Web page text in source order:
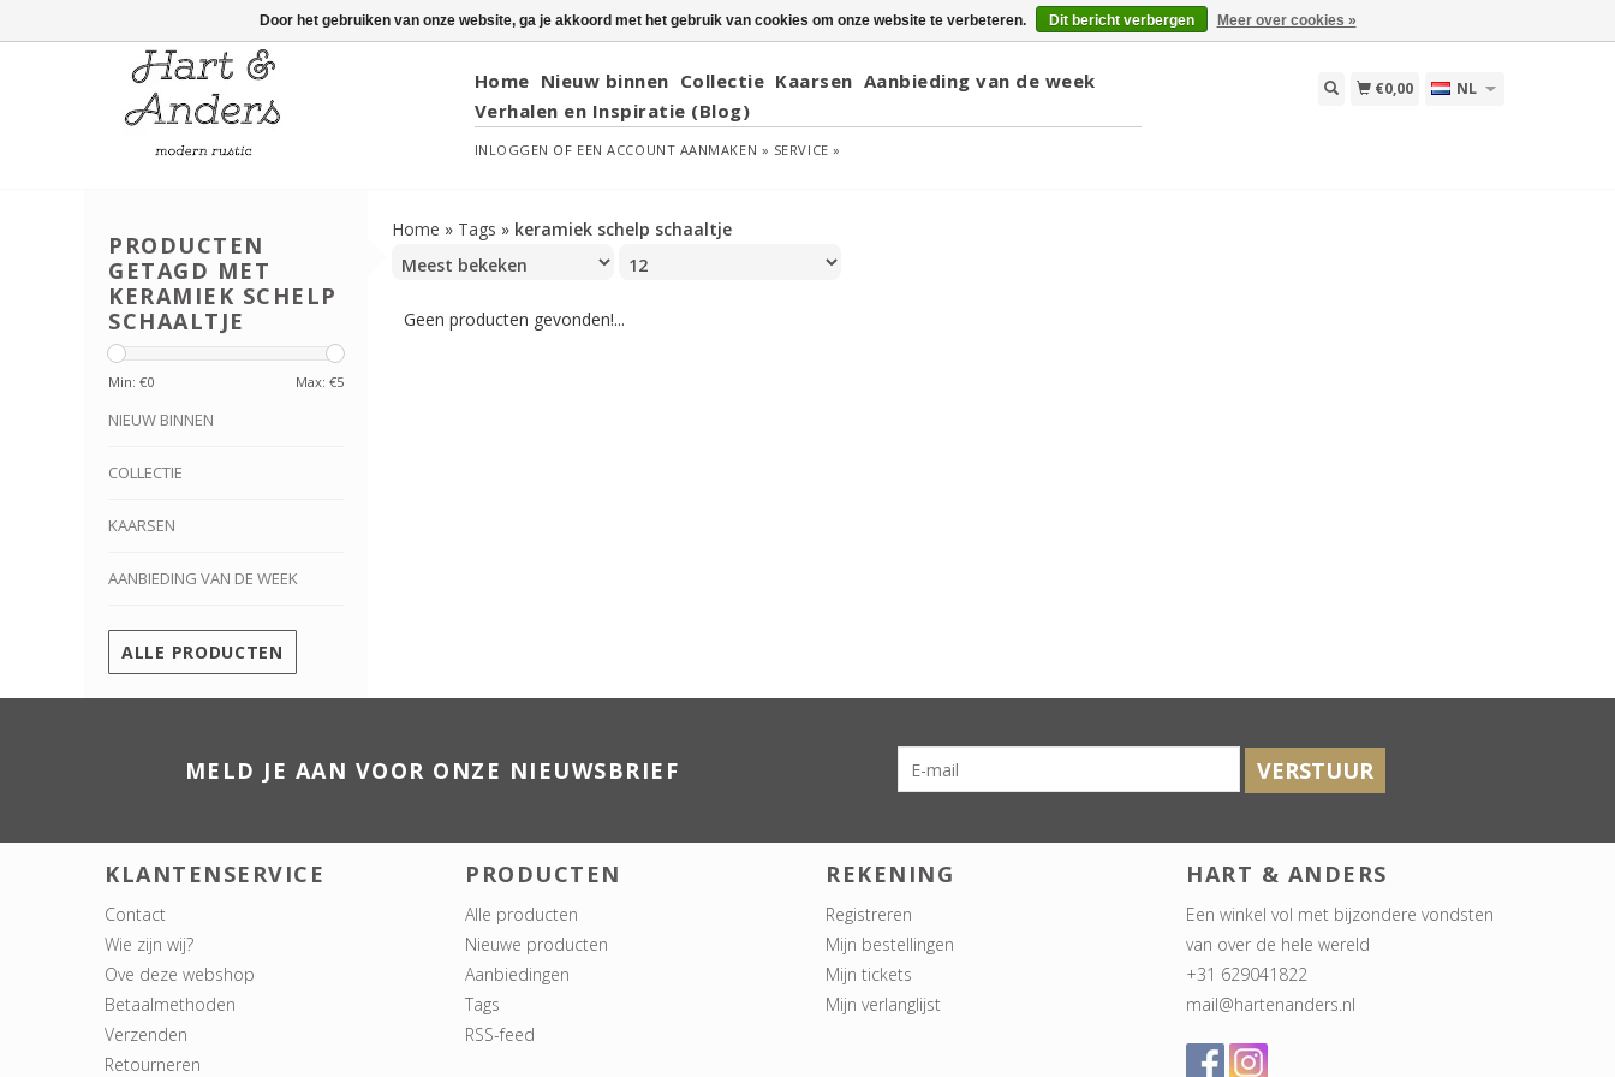
Home Nieuw binnen Collectie Kaarsen Aanbieding van de week
Verhalen en Inspiratie (Blog)
INLOGGEN OF EEN ACCOUNT AANMAKEN » SERVICE »
€0,00 NL
PRODUCTEN
GETAGD MET
KERAMIEK SCHELP
SCHAALTJE
Min: €0 Max: €5
NIEUW BINNEN
COLLECTIE
KAARSEN
AANBIEDING VAN DE WEEK
ALLE PRODUCTEN
Home » Tags » keramiek schelp schaaltje
Geen producten gevonden!...
MELD JE AAN VOOR ONZE NIEUWSBRIEF VERSTUUR
KLANTENSERVICE
Contact
Wie zijn wij?
Ove deze webshop
Betaalmethoden
Verzenden
Retourneren
PRODUCTEN
Alle producten
Nieuwe producten
Aanbiedingen
Tags
RSS-feed
REKENING
Registreren
Mijn bestellingen
Mijn tickets
Mijn verlanglijst
HART & ANDERS
Een winkel vol met bijzondere vondsten
van over de hele wereld
+31 629041822
mail@hartenanders.nl
Door het gebruiken van onze website, ga je akkoord met het gebruik van cookies om onze website te verbeteren. Dit bericht verbergen Meer over cookies »